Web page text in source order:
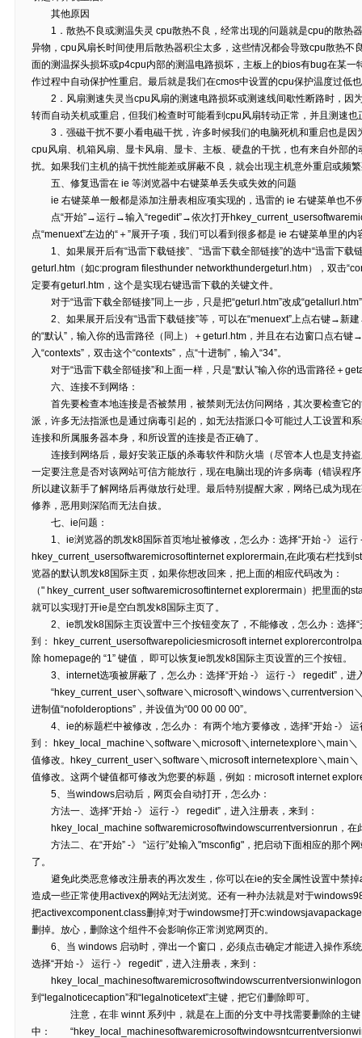
其他原因
1．散热不良或测温失灵 cpu散热不良，经常出现的问题就是cpu的散热
异物，cpu风扇长时间使用后散热器积尘太多，这些情况都会导致cpu散热不
面的测温探头损坏或p4cpu内部的测温电路损坏，主板上的bios有bug在某一
作过程中自动保护性重启。最后就是我们在cmos中设置的cpu保护温度过低
2．风扇测速失灵当cpu风扇的测速电路损坏或测速线间歇性断路时，因
转而自动关机或重启，但我们检查时可能看到cpu风扇转动正常，并且测速
3．强磁干扰不要小看电磁干扰，许多时候我们的电脑死机和重启也是因
cpu风扇、机箱风扇、显卡风扇、显卡、主板、硬盘的干扰，也有来自外部
扰。如果我们主机的搞干扰性能差或屏蔽不良，就会出现主机意外重启或频
五、修复迅雷在 ie 等浏览器中右键菜单丢失或失效的问题
ie 右键菜单一般都是添加注册表相应项实现的，迅雷的 ie 右键菜单也不
点“开始”→运行→输入“regedit”→依次打开
点“menuext”左边的“＋”展开子项，我们可以看到很多都是 ie 右键菜单里的内
1、如果展开后有“迅雷下载链接”、“迅雷下载全部链接”的选中“迅雷下载
geturl.htm（如c:program filesthunder networkthundergeturl.htm），双击
定要有geturl.htm，这个是实现右键迅雷下载的关键文件。
对于“迅雷下载全部链接”同上一步，只是把“geturl.htm”改成“getallurl.htm”
2、如果展开后没有“迅雷下载链接”等，可以在“menuext”上点右键→新建
的“默认”，输入你的迅雷路径（同上）＋geturl.htm，并且在右边窗口点右
入“contexts”，双击这个“contexts”，点“十进制”，输入“34”。
对于“迅雷下载全部链接”和上面一样，只是“默认”输入你的迅雷路径＋
六、连接不到网络：
首先要检查本地连接是否被禁用，被禁则无法仿问网络，其次要检查它
派，许多无法指派也是通过病毒引起的，如无法指派口令可能过人工设置和
连接和所属服务器本身，和所设置的连接是否正确了。
连接到网络后，最好安装正版的杀毒软件和防火墙（尽管本人也是支持
一定要注意是否对该网站可信方能放行，现在电脑出现的许多病毒（错误程
所以建议新手了解网络后再做放行处理。最后特别提醒大家，网络已成为现
修养，恶用则深陷而无法自拔。
七、ie问题：
1、ie浏览器的凯发k8国际首页地址被修改，怎么办：选择“开始 -》 运行
hkey_current_usersoftwaremicrosoftinternet explorermain,在此项右栏找到
览器的默认凯发k8国际主页，如果你想改回来，把上面的相应代码改为：
（" hkey_current_user softwaremicrosoftinternet explorermain）把里面的
就可以实现打开ie是空白凯发k8国际主页了。
2、ie凯发k8国际主页设置中三个按钮变灰了，不能修改，怎么办：选择“
到： hkey_current_usersoftwarepoliciesmicrosoft internet
除 homepage的 “1” 键值， 即可以恢复ie凯发k8国际主页设置的三个按钮。
3、internet选项被屏蔽了，怎么办：选择“开始 -》 运行 -》 regedit”，进
“hkey_current_user＼software＼microsoft＼windows＼currentversion
进制值“nofolderoptions”，并设值为“00 00 00 00”。
4、ie的标题栏中被修改，怎么办： 有两个地方要修改，选择“开始 -》 运
到： hkey_local_machine＼software＼microsoft＼internetexplore＼main＼
值修改。hkey_current_user＼software＼microsoft internetexplore＼main＼
值修改。这两个键值都可修改为您要的标题，例如：microsoft internet
5、当windows启动后，网页会自动打开，怎么办：
方法一、选择“开始 -》 运行 -》 regedit”，进入注册表，来到：
hkey_local_machine softwaremicrosoftwindowscurrentversionrun，在
方法二、在“开始” -》 “运行”处输入"msconfig"，把启动下面相应的那个
了。
避免此类恶意修改注册表的再次发生，你可以在ie的安全属性设置中禁掉
造成一些正常使用activex的网站无法浏览。还有一种办法就是对于
把activexcomponent.class删掉;对于windowsme打开
删掉。放心，删除这个组件不会影响你正常浏览网页的。
6、当 windows 启动时，弹出一个窗口，必须点击确定才能进入操作系
选择“开始 -》 运行 -》 regedit”，进入注册表，来到：
hkey_local_machinesoftwaremicrosoftwindowscurrentversionwinlogon
到“legalnoticecaption”和“legalnoticetext”主键，把它们删除即可。
注意，在非 winnt 系列中，就是在上面的分支中寻找需要删除的主键
中：